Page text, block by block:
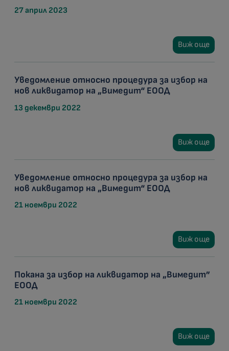
27 април 2023
Виж още
Уведомление относно процедура за избор на
нов ликвидатор на „Вимедит“ ЕООД
13 декември 2022
Виж още
Уведомление относно процедура за избор на
нов ликвидатор на „Вимедит“ ЕООД
21 ноември 2022
Виж още
Покана за избор на ликвидатор на „Вимедит”
ЕООД
21 ноември 2022
Виж още